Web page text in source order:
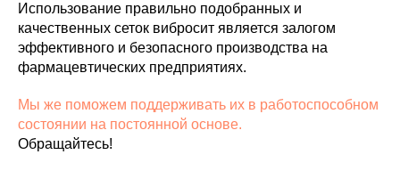
Использование правильно подобранных и
качественных сеток вибросит является залогом
эффективного и безопасного производства на
фармацевтических предприятиях.
Мы же поможем поддерживать их в работоспособном
состоянии на постоянной основе.
Обращайтесь!